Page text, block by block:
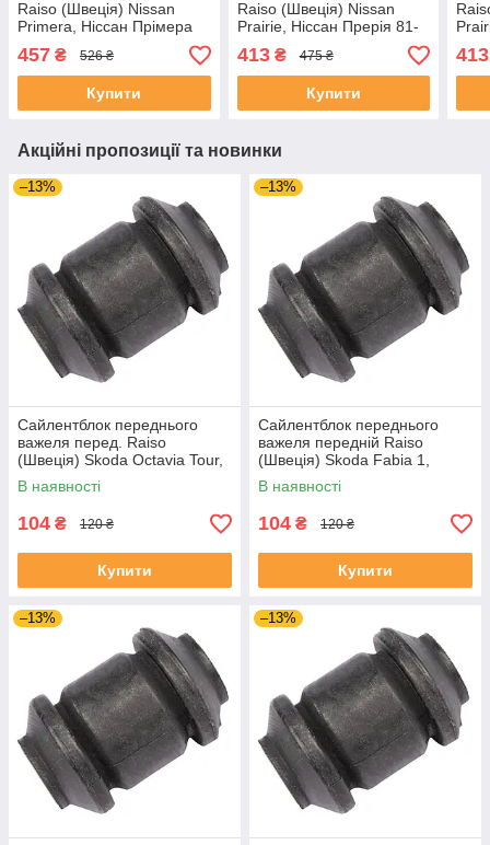
Raiso (Швеція) Nissan
Primera, Ніссан Прімера
02- #RL-490610N
UAOZHED4
457 ₴ 526 ₴
Купити
Raiso (Швеція) Nissan
Prairie, Ніссан Прерія 81-
03 #RL-485700N
UANGMKL4
413₴ 475 ₴
Купити
413
Акційні пропозиції та новинки
–13%
Сайлентблок переднього
важеля перед. Raiso
(Швеція) Skoda Octavia Tour,
Октавія Тур 96- #RL-1J0182V
UAJOTLS4
В наявності
104 ₴ 120 ₴
Купити
–13%
Сайлентблок переднього
важеля передній Raiso
(Швеція) Skoda Fabia 1,
Шкода Фабія 1 99-08 #RL-
1J0182V UAXPUCH4
В наявності
104 ₴ 120 ₴
Купити
–13% –13%